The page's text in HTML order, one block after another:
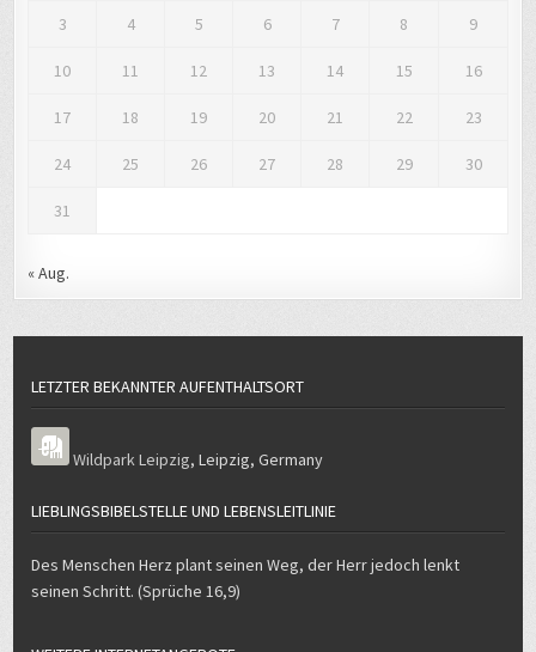
3 4 5 6 7 8 9
10 11 12 13 14 15 16
17 18 19 20 21 22 23
24 25 26 27 28 29 30
31
« Aug.
LETZTER BEKANNTER AUFENTHALTSORT
Wildpark Leipzig,Leipzig,Germany
LIEBLINGSBIBELSTELLE UND LEBENSLEITLINIE
Des Menschen Herz plant seinen Weg, der Herr jedoch lenkt
seinen Schritt. (Sprüche 16,9)